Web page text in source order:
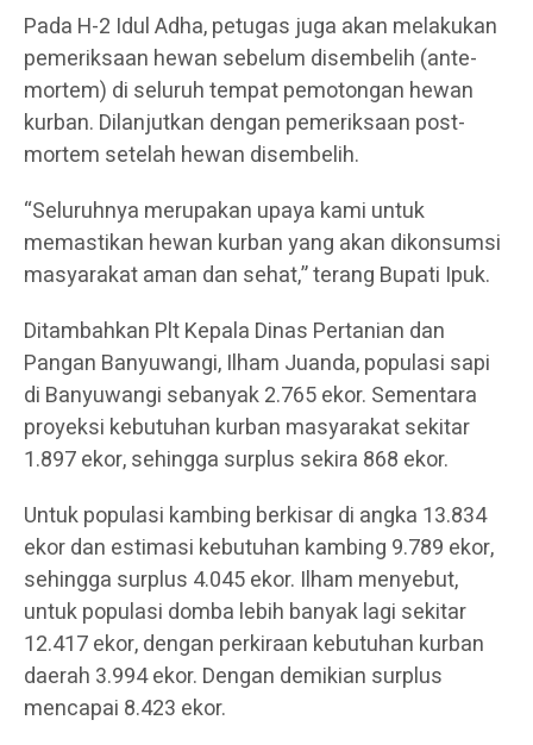
Pada H-2 Idul Adha, petugas juga akan melakukan
pemeriksaan hewan sebelum disembelih (ante-
mortem) di seluruh tempat pemotongan hewan
kurban. Dilanjutkan dengan pemeriksaan post-
mortem setelah hewan disembelih.
“Seluruhnya merupakan upaya kami untuk
memastikan hewan kurban yang akan dikonsumsi
masyarakat aman dan sehat,” terang Bupati Ipuk.
Ditambahkan Plt Kepala Dinas Pertanian dan
Pangan Banyuwangi, Ilham Juanda, populasi sapi
di Banyuwangi sebanyak 2.765 ekor. Sementara
proyeksi kebutuhan kurban masyarakat sekitar
1.897 ekor, sehingga surplus sekira 868 ekor.
Untuk populasi kambing berkisar di angka 13.834
ekor dan estimasi kebutuhan kambing 9.789 ekor,
sehingga surplus 4.045 ekor. Ilham menyebut,
untuk populasi domba lebih banyak lagi sekitar
12.417 ekor, dengan perkiraan kebutuhan kurban
daerah 3.994 ekor. Dengan demikian surplus
mencapai 8.423 ekor.